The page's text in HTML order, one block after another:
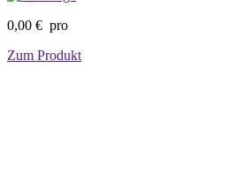
0,00 € pro
Zum Produkt